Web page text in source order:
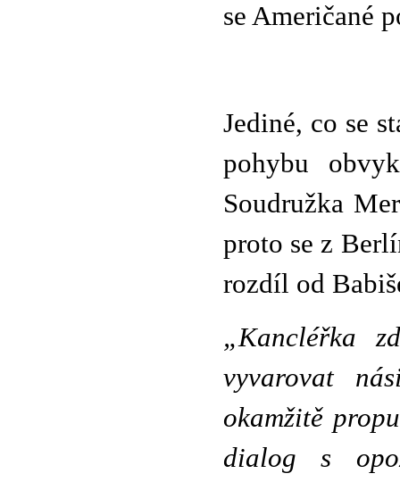
se Američané
Jediné, co se
pohybu
Soudružka
proto se z
rozdíl od
„Kancléřka
vyvarovat
okamžitě
dialog s